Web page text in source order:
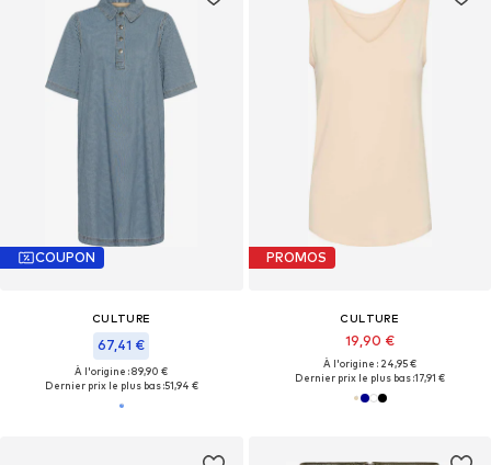
COUPON
CULTURE
67,41 €
À l'origine : 89,90 €
Dernier prix le plus bas :51,94 €
PROMOS
CULTURE
19,90 €
À l'origine : 24,95 €
Dernier prix le plus bas :17,91 €